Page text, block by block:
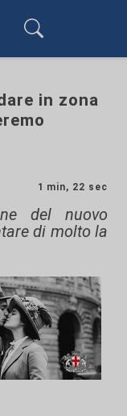
in zona
1 min, 22 sec
del nuovo
di molto la